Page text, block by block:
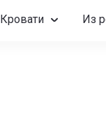
Кровати Из